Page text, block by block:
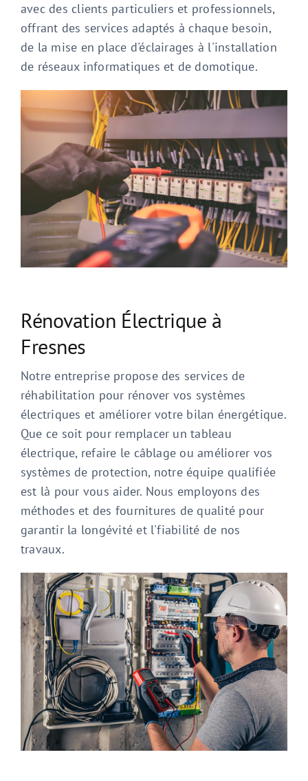
avec des clients particuliers et professionnels,
offrant des services adaptés à chaque besoin,
de la mise en place d'éclairages à l'installation
de réseaux informatiques et de domotique.
Rénovation Électrique à
Fresnes
Notre entreprise propose des services de
réhabilitation pour rénover vos systèmes
électriques et améliorer votre bilan énergétique.
Que ce soit pour remplacer un tableau
électrique, refaire le câblage ou améliorer vos
systèmes de protection, notre équipe qualifiée
est là pour vous aider. Nous employons des
méthodes et des fournitures de qualité pour
garantir la longévité et l'fiabilité de nos
travaux.